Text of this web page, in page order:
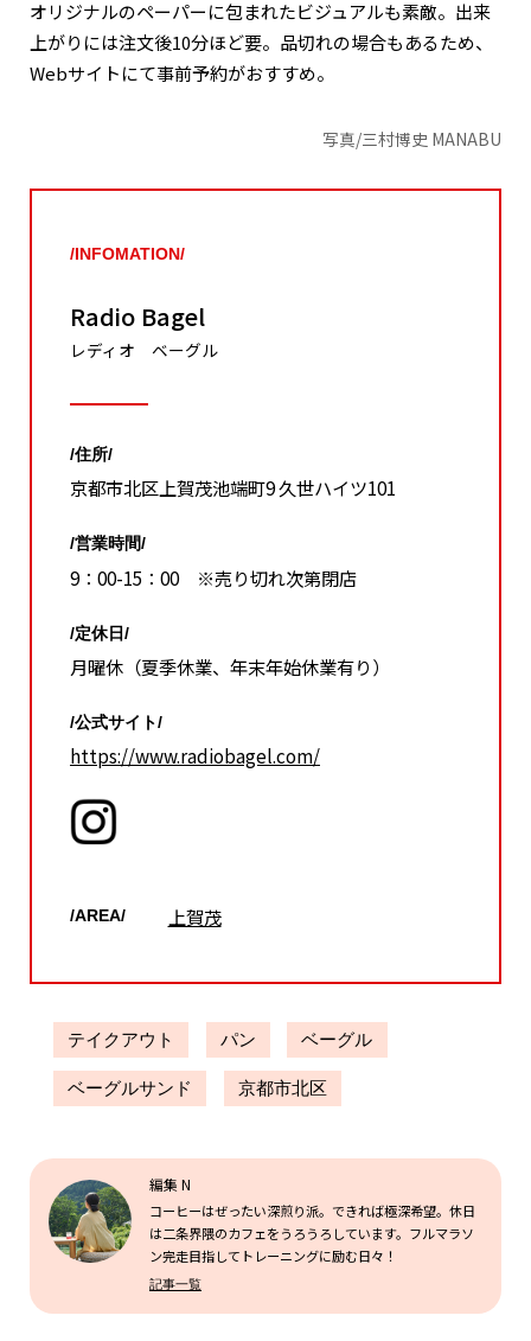
オリジナルのペーパーに包まれたビジュアルも素敵。出来
上がりには注文後10分ほど要。品切れの場合もあるため、
Webサイトにて事前予約がおすすめ。
写真/三村博史 MANABU
/INFOMATION/
Radio Bagel
レディオ ベーグル
/住所/
京都市北区上賀茂池端町9 久世ハイツ101
/営業時間/
9：00-15：00 ※売り切れ次第閉店
/定休日/
月曜休（夏季休業、年末年始休業有り）
/公式サイト/
https://www.radiobagel.com/
/AREA/ 上賀茂
テイクアウト パン ベーグル
ベーグルサンド 京都市北区
編集 N
コーヒーはぜったい深煎り派。できれば極深希望。休日
は二条界隈のカフェをうろうろしています。フルマラソ
ン完走目指してトレーニングに励む日々！
記事一覧